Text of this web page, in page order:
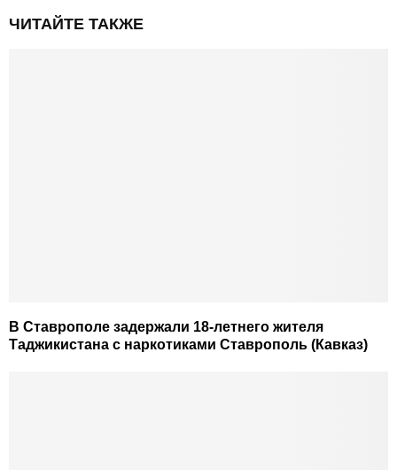
ЧИТАЙТЕ ТАКЖЕ
В Ставрополе задержали 18-летнего жителя
Таджикистана с наркотиками Ставрополь (Кавказ)